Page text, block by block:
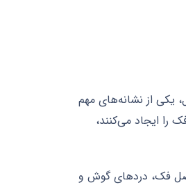
یکی از نشانه‌های مهم
ایجاد می‌کنند،
فک، دردهای گوش و